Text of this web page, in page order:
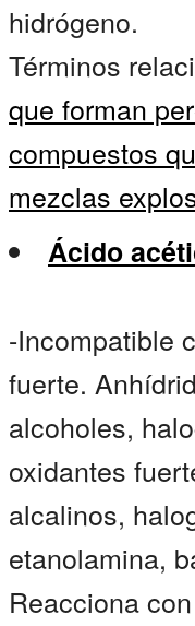
hidrógeno.
Términos
que forman
compuestos
mezclas
Ácido
-Incompatible
fuerte.
alcoholes,
oxidantes
alcalinos,
etanolamina,
Reacciona